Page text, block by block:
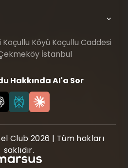
Köyü Koçullu Caddesi
İstanbul
Hakkında AI'a Sor
Club 2026 | Tüm hakları
saklıdır.